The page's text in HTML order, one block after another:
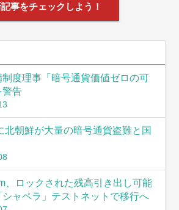
事をチェックしよう！
制度理事「暗号通貨価値ゼロの可
警告
北朝鮮が大量の暗号通貨盗難と国
、ロックされた残高引き出し可能
シャペラ」テストネットで移行へ